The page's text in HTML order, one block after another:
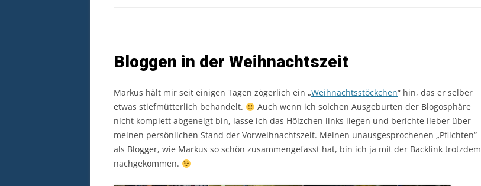
Bloggen in der Weihnachtszeit
Markus hält mir seit einigen Tagen zögerlich ein „Weihnachtsstöckchen“ hin, das er selber
etwas stiefmütterlich behandelt.
Auch wenn ich solchen Ausgeburten der Blogosphäre
nicht komplett abgeneigt bin, lasse ich das Hölzchen links liegen und berichte lieber über
meinen persönlichen Stand der Vorweihnachtszeit. Meinen unausgesprochenen „Pflichten“
als Blogger, wie Markus so schön zusammengefasst hat, bin ich ja mit der Backlink trotzdem
nachgekommen.